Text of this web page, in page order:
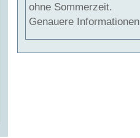
ohne Sommerzeit.
Genauere